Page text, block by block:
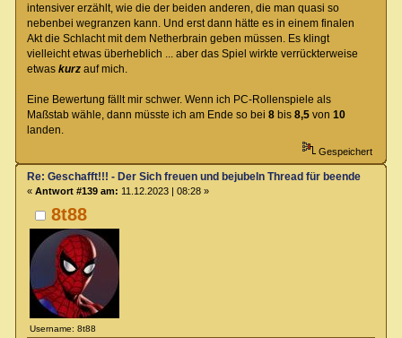
intensiver erzählt, wie die der beiden anderen, die man quasi so
nebenbei wegranzen kann. Und erst dann hätte es in einem finalen
Akt die Schlacht mit dem Netherbrain geben müssen. Es klingt
vielleicht etwas überheblich ... aber das Spiel wirkte verrückterweise
etwas kurzauf mich.
Eine Bewertung fällt mir schwer. Wenn ich PC-Rollenspiele als
Maßstab wähle, dann müsste ich am Ende so bei 8bis 8,5von 10
landen.
Gespeichert
8t88
Username: 8t88
Re: Geschafft!!! - Der Sich freuen und bejubeln Thread für beendete
« Antwort #139 am: 11.12.2023 | 08:28 »